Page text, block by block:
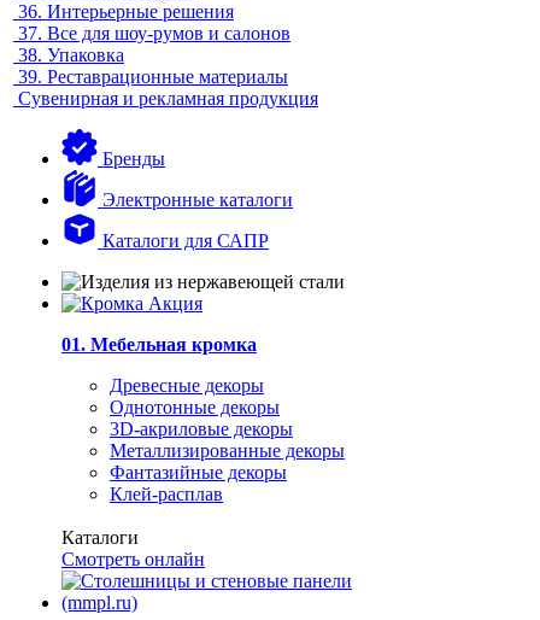
36. Интерьерные решения
37. Все для шоу-румов и салонов
38. Упаковка
39. Реставрационные материалы
Сувенирная и рекламная продукция
Бренды
Электронные каталоги
Каталоги для САПР
01. Мебельная кромка
Древесные декоры
Однотонные декоры
3D-акриловые декоры
Металлизированные декоры
Фантазийные декоры
Клей-расплав
Каталоги
Смотреть онлайн